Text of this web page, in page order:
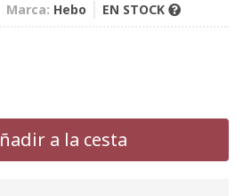
Marca: Hebo EN STOCK
a la cesta